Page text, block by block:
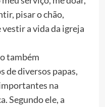
pisar o chão,
vestir a vida da igreja
também
de diversos papas,
na
Segundo ele, a